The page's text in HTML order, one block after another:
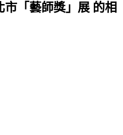
市「藝師獎」展 的相